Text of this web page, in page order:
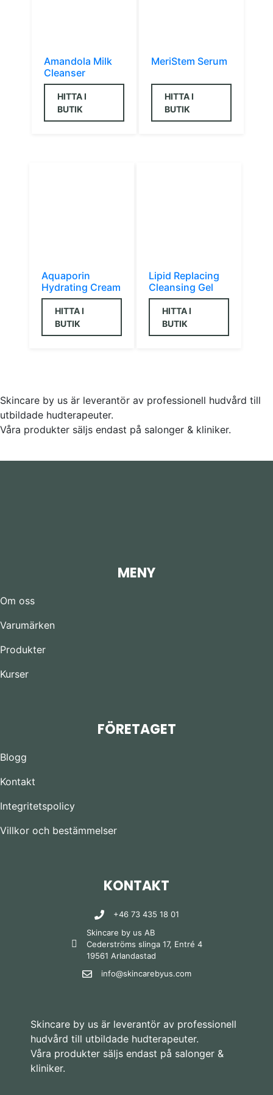
Amandola Milk
Cleanser
HITTA I
BUTIK
MeriStem Serum
HITTA I
BUTIK
Aquaporin
Hydrating Cream
HITTA I
BUTIK
Lipid Replacing
Cleansing Gel
HITTA I
BUTIK
Skincare by us är leverantör av professionell hudvård till
utbildade hudterapeuter.
Våra produkter säljs endast på salonger & kliniker.
MENY
Om oss
Varumärken
Produkter
Kurser
FÖRETAGET
Blogg
Kontakt
Integritetspolicy
Villkor och bestämmelser
KONTAKT
+46 73 435 18 01
Skincare by us AB
Cederströms slinga 17, Entré 4
19561 Arlandastad
info@skincarebyus.com
Skincare by us är leverantör av professionell
hudvård till utbildade hudterapeuter.
Våra produkter säljs endast på salonger &
kliniker.